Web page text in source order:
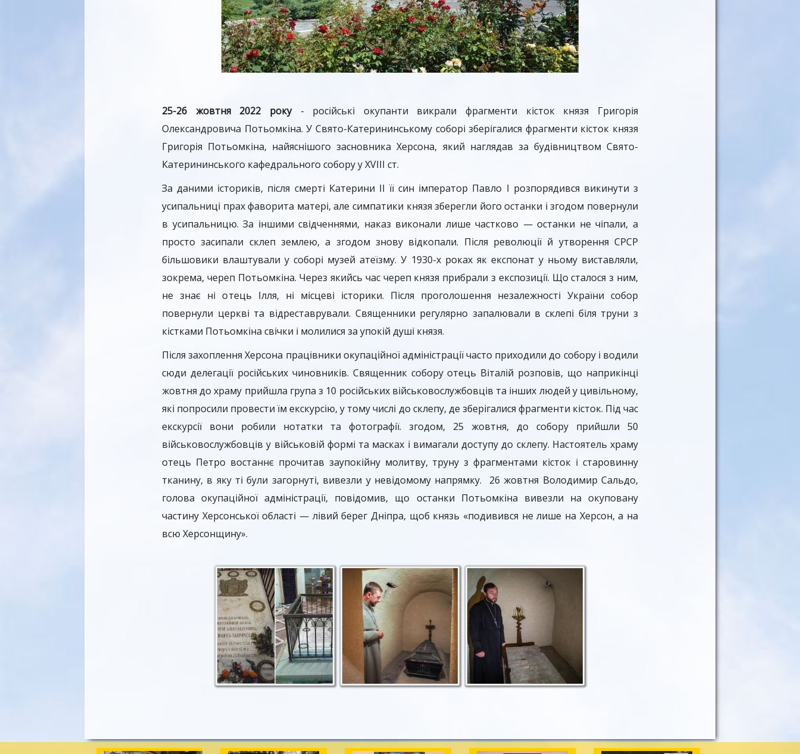
25-26 жовтня 2022 року- російські окупанти викрали фрагменти кісток князя Григорія
Олександровича Потьомкіна. У Свято-Катерининському соборі зберігалися фрагменти кісток князя
Григорія Потьомкіна, найяснішого засновника Херсона, який наглядав за будівництвом Свято-
Катерининського кафедрального собору у XVIII ст.
За даними істориків, після смерті Катерини II її син імператор Павло I розпорядився викинути з
усипальниці прах фаворита матері, але симпатики князя зберегли його останки і згодом повернули
в усипальницю. За іншими свідченнями, наказ виконали лише частково — останки не чіпали, а
просто засипали склеп землею, а згодом знову відкопали. Після революції й утворення СРСР
більшовики влаштували у соборі музей атеїзму. У 1930-х роках як експонат у ньому виставляли,
зокрема, череп Потьомкіна. Через якийсь час череп князя прибрали з експозиції. Що сталося з ним,
не знає ні отець Ілля, ні місцеві історики. Після проголошення незалежності України собор
повернули церкві та відреставрували. Священники регулярно запалювали в склепі біля труни з
кістками Потьомкіна свічки і молилися за упокій душі князя.
Після захоплення Херсона працівники окупаційної адміністрації часто приходили до собору і водили
сюди делегації російських чиновників. Священник собору отець Віталій розповів, що наприкінці
жовтня до храму прийшла група з 10 російських військовослужбовців та інших людей у цивільному,
які попросили провести їм екскурсію, у тому числі до склепу, де зберігалися фрагменти кісток. Під час
екскурсії вони робили нотатки та фотографії. згодом, 25 жовтня, до собору прийшли 50
військовослужбовців у військовій формі та масках і вимагали доступу до склепу. Настоятель храму
отець Петро востаннє прочитав заупокійну молитву, труну з фрагментами кісток і старовинну
тканину, в яку ті були загорнуті, вивезли у невідомому напрямку. 26 жовтня Володимир Сальдо,
голова окупаційної адміністрації, повідомив, що останки Потьомкіна вивезли на окуповану
частину Херсонської області — лівий берег Дніпра, щоб князь «подивився не лише на Херсон, а на
всю Херсонщину».